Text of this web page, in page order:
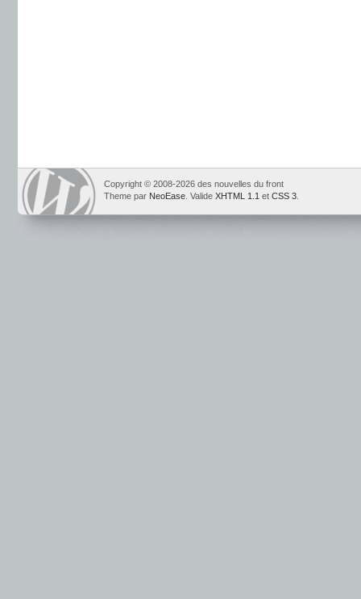
Copyright © 2008-2026 des nouvelles du front
Theme par NeoEase . Valide XHTML 1.1 et CSS 3